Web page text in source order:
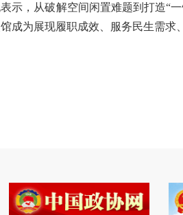
，从破解空间闲置难题到打造“一
成为展现履职成效、服务民生需